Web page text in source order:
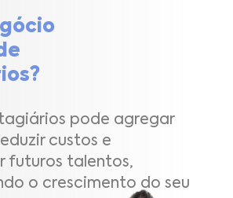
pode agregar
custos e
futuros talentos,
o crescimento do seu